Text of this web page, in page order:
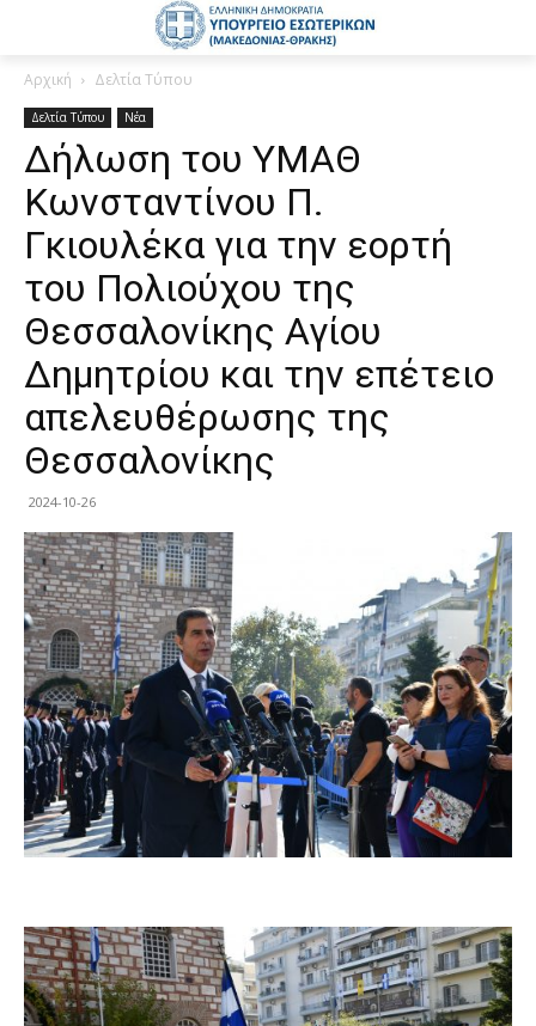
Αρχική Δελτία Τύπου
Δελτία Τύπου Νέα
Δήλωση του ΥΜΑΘ
Κωνσταντίνου Π.
Γκιουλέκα για την εορτή
του Πολιούχου της
Θεσσαλονίκης Αγίου
Δημητρίου και την επέτειο
απελευθέρωσης της
Θεσσαλονίκης
2024-10-26